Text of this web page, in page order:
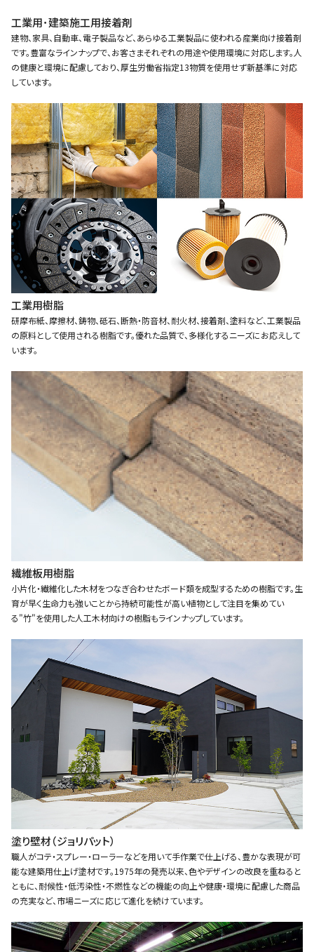
工業用･建築施工用接着剤
建物、家具、自動車、電子製品など、あらゆる工業製品に使われる産業向け接着剤
です。豊富なラインナップで、お客さまそれぞれの用途や使用環境に対応します。人
の健康と環境に配慮しており、厚生労働省指定13物質を使用せず新基準に対応
しています。
工業用樹脂
研摩布紙、摩擦材、鋳物、砥石、断熱・防音材、耐火材、接着剤、塗料など、工業製品
の原料として使用される樹脂です。優れた品質で、多様化するニーズにお応えして
います。
繊維板用樹脂
小片化・繊維化した木材をつなぎ合わせたボード類を成型するための樹脂です。生
育が早く生命力も強いことから持続可能性が高い植物として注目を集めてい
る"竹"を使用した人工木材向けの樹脂もラインナップしています。
塗り壁材（ジョリパット）
職人がコテ・スプレー・ローラーなどを用いて手作業で仕上げる、豊かな表現が可
能な建築用仕上げ塗材です。1975年の発売以来、色やデザインの改良を重ねると
ともに、耐候性・低汚染性・不燃性などの機能の向上や健康・環境に配慮した商品
の充実など、市場ニーズに応じて進化を続けています。